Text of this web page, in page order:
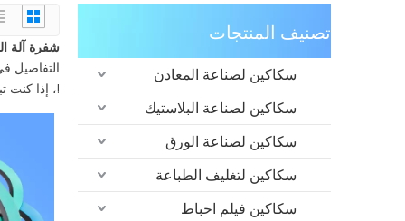
شفرة آلة
التفاصيل
، إذامع انخفاض السعر ، والتشاور معنا الآن!
تصنيف المنتجات
سكاكين لصناعة المعادن
سكاكين لصناعة البلاستيك
سكاكين لصناعة الورق
سكاكين لتغليف الطباعة
سكاكين فيلم احباط